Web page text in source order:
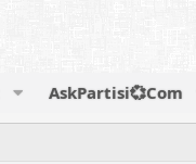
AskPartisi💞Com